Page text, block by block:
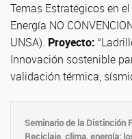
Temas Estratégicos en
Energía NO
UNSA). Proyecto:
Innovación sostenible
validación térmica,
Seminario de la Distinción
Reciclaje, clima, energía: